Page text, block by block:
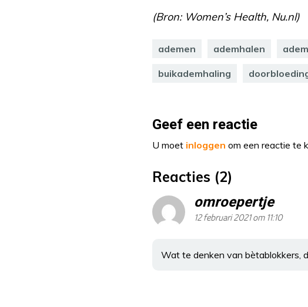
(Bron: Women’s Health, Nu.nl)
ademen ademhalen
buikademhaling
Geef een reactie
U moet inloggen om een reactie te
Reacties (2)
omroepertje
12 februari 2021 om 11:10
Wat te denken van bètablokkers,